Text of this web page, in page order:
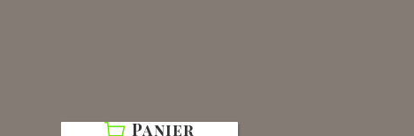
Panier